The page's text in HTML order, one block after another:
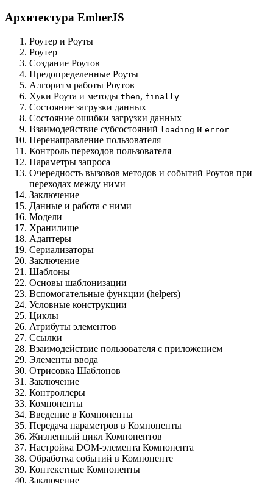
Архитектура EmberJS
Роутер и Роуты
Роутер
Создание Роутов
Предопределенные Роуты
Алгоритм работы Роутов
Хуки Роута и методы then, finally
Состояние загрузки данных
Состояние ошибки загрузки данных
Взаимодействие субсостояний loading и error
Перенаправление пользователя
Контроль переходов пользователя
Параметры запроса
Очередность вызовов методов и событий Роутов при
переходах между ними
Заключение
Данные и работа с ними
Модели
Хранилище
Адаптеры
Сериализаторы
Заключение
Шаблоны
Основы шаблонизации
Вспомогательные функции (helpers)
Условные конструкции
Циклы
Атрибуты элементов
Ссылки
Взаимодействие пользователя с приложением
Элементы ввода
Отрисовка Шаблонов
Заключение
Контроллеры
Компоненты
Введение в Компоненты
Передача параметров в Компоненты
Жизненный цикл Компонентов
Настройка DOM-элемента Компонента
Обработка событий в Компоненте
Контекстные Компоненты
Заключение